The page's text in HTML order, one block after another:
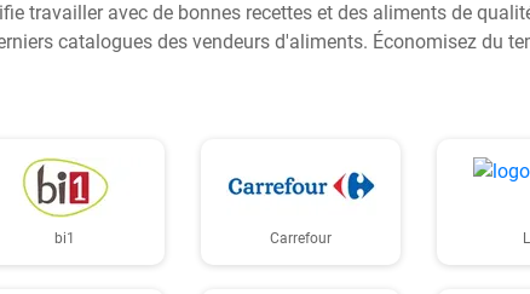
travailler avec de bonnes recettes et des aliments de
catalogues des vendeurs d'aliments. Économisez du
bi1 Carrefour